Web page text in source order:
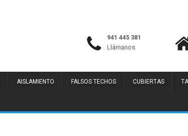
941 445 381
Llámanos
AISLAMIENTO FALSOS TECHOS CUBIERTAS